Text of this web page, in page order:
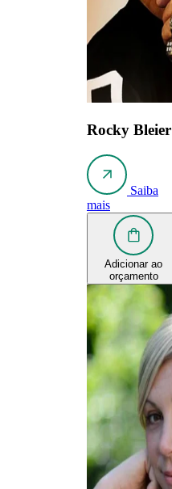
Rocky Bleier
Saiba
mais
Adicionar ao
orçamento